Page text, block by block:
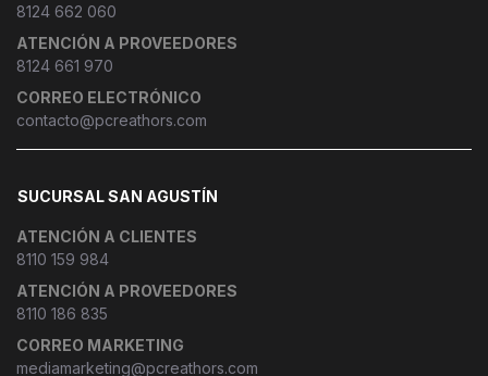
8124 662 060
ATENCIÓN A PROVEEDORES
8124 661 970
CORREO ELECTRÓNICO
contacto@pcreathors.com
SUCURSAL SAN AGUSTÍN
ATENCIÓN A CLIENTES
8110 159 984
ATENCIÓN A PROVEEDORES
8110 186 835
CORREO MARKETING
mediamarketing@pcreathors.com